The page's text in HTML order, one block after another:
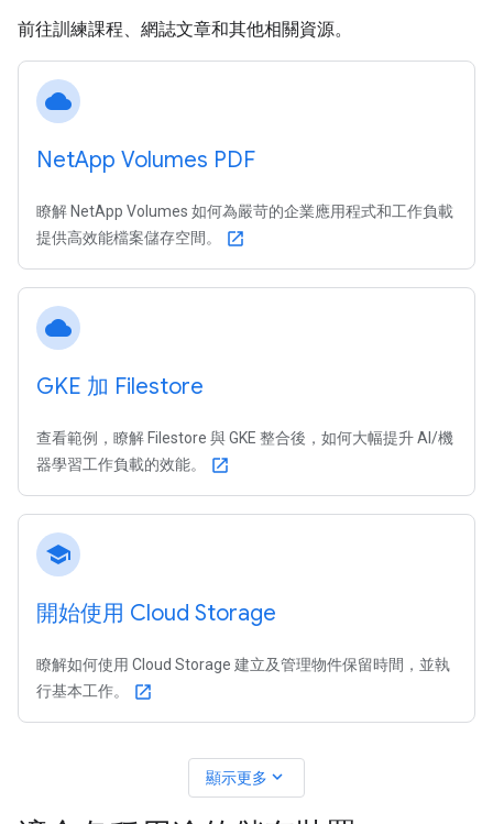
前往訓練課程、網誌文章和其他相關資源。
cloud
NetApp Volumes PDF
瞭解 NetApp Volumes 如何為嚴苛的企業應用程式和工作負載
提供高效能檔案儲存空間。
open_in_new
cloud
GKE 加 Filestore
查看範例，瞭解 Filestore 與 GKE 整合後，如何大幅提升 AI/機
器學習工作負載的效能。
open_in_new
school
開始使用 Cloud Storage
瞭解如何使用 Cloud Storage 建立及管理物件保留時間，並執
行基本工作。
open_in_new
顯示更多 expand_more